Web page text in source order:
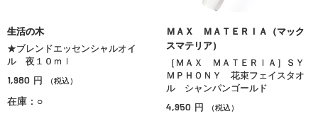
生活の木
★ブレンドエッセンシャルオイ
ル 夜１０ｍｌ
1,980 円 （税込）
在庫：○
ＭＡＸ ＭＡＴＥＲＩＡ（マック
スマテリア）
［ＭＡＸ ＭＡＴＥＲＩＡ］ＳＹ
ＭＰＨＯＮＹ 花束フェイスタオ
ル シャンパンゴールド
4,950 円 （税込）